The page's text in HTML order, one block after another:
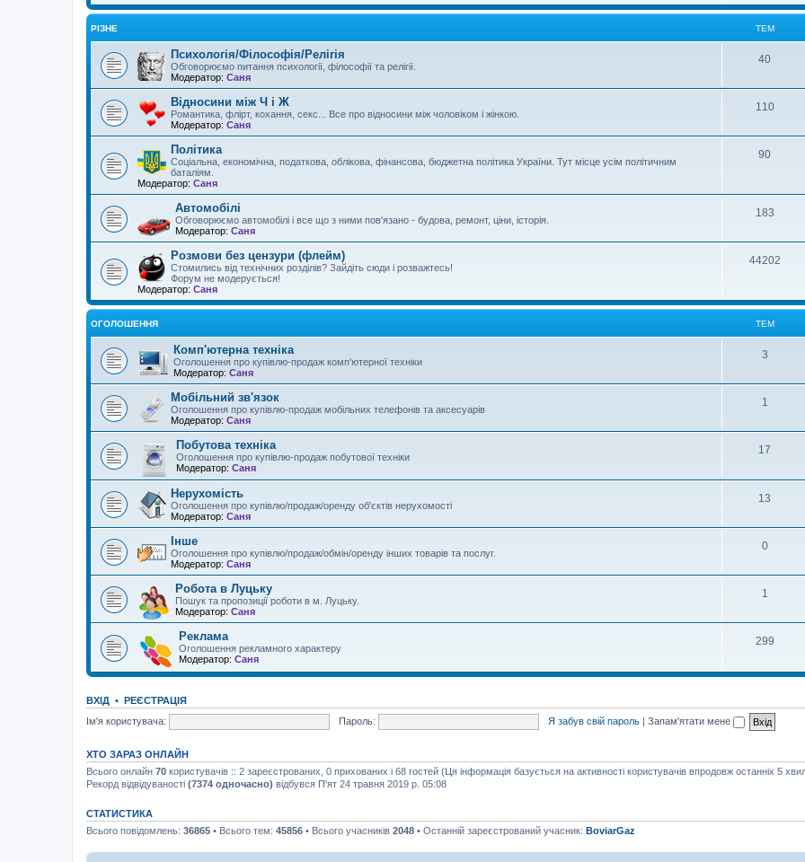
РІЗНЕ ТЕМ
Психологія/Філософія/Релігія
Обговорюємо питання психології, філософії та релігії.
Модератор: Саня
40
Відносини між Ч і Ж
Романтика, флірт, кохання, секс... Все про відносини між чоловіком і жінкою.
Модератор: Саня
110
Політика
Соціальна, економічна, податкова, облікова, фінансова, бюджетна політика України. Тут місце усім політичним
баталіям.
Модератор: Саня
90
Автомобілі
Обговорюємо автомобілі і все що з ними пов'язано - будова, ремонт, ціни, історія.
Модератор: Саня
183
Розмови без цензури (флейм)
Стомились від технічних розділів? Зайдіть сюди і розважтесь!
Форум не модерується!
Модератор: Саня
44202
ОГОЛОШЕННЯ ТЕМ
Комп'ютерна техніка
Оголошення про купівлю-продаж комп'ютерної техніки
Модератор: Саня
3
Мобільний зв'язок
Оголошення про купівлю-продаж мобільних телефонів та аксесуарів
Модератор: Саня
1
Побутова техніка
Оголошення про купівлю-продаж побутової техніки
Модератор: Саня
17
Нерухомість
Оголошення про купівлю/продаж/оренду об'єктів нерухомості
Модератор: Саня
13
Інше
Оголошення про купівлю/продаж/обмін/оренду інших товарів та послуг.
Модератор: Саня
0
Робота в Луцьку
Пошук та пропозиції роботи в м. Луцьку.
Модератор: Саня
1
Реклама
Оголошення рекламного характеру
Модератор: Саня
299
ВХІД • РЕЄСТРАЦІЯ
Ім'я користувача:
Пароль: Я забув свій пароль | Запам'ятати мене
ХТО ЗАРАЗ ОНЛАЙН
Всього онлайн 70 користувачів :: 2 зареєстрованих, 0 прихованих і 68 гостей (Ця інформація базується на активності користувачів впродовж останніх 5
Рекорд відвідуваності (7374 одночасно) відбувся П'ят 24 травня 2019 р. 05:08
СТАТИСТИКА
Всього повідомлень: 36865 • Всього тем: 45856 • Всього учасників 2048 • Останній зареєстрований учасник: BoviarGaz